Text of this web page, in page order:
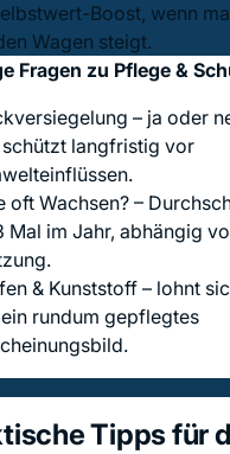
Boost, wenn
Wagen steigt.
Fragen zu Pflege &
– ja oder
langfristig vor
oft Wachsen? –
Mal im Jahr, abhängig
& Kunststoff – lohnt
rundum gepflegtes
Tipps für